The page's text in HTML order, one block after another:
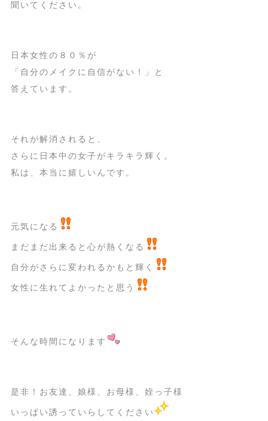
聞いてください。
日本女性の８０％が
「自分のメイクに自信がない！」と
答えています。
それが解消されると、
さらに日本中の女子がキラキラ輝く。
私は、本当に嬉しいんです。
元気になる
まだまだ出来ると心が熱くなる
自分がさらに変われるかもと輝く
女性に生れてよかったと思う
そんな時間になります
是非！お友達、娘様、お母様、姪っ子様
いっぱい誘っていらしてください